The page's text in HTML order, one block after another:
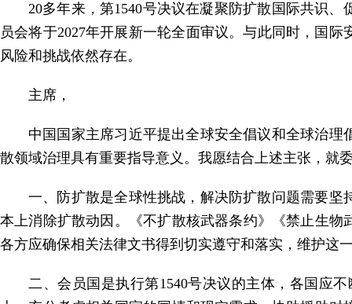
20多年来，第1540号决议在凝聚防扩散国际共识
员会将于2027年开展新一轮全面审议。与此同时，国
风险和挑战依然存在。
主席，
中国国家主席习近平提出全球安全倡议和全球治
散领域治理具有重要指导意义。我愿结合上述主张，就
一、防扩散是全球性挑战，解决防扩散问题需要
本上消除扩散动因。《不扩散核武器条约》《禁止生
各方应确保相关法律文书得到切实遵守和落实，维护这
二、会员国是执行第1540号决议的主体，各国应